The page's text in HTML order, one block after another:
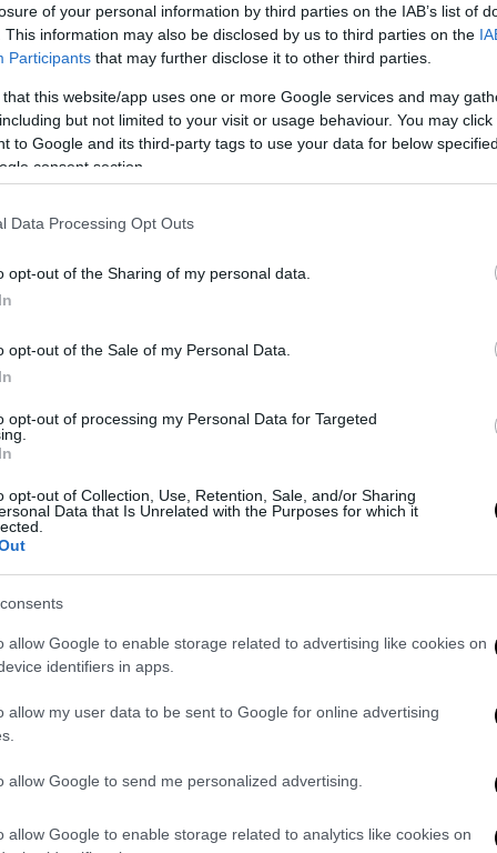
of your personal information by third parties on the IAB’s list of
This information may also be disclosed by us to third parties on the
Participants that may further disclose it to other third parties.
that this website/app uses one or more Google services and may
but not limited to your visit or usage behaviour. You may
to Google and its third-party tags to use your data for below
consent section.
Data Processing Opt Outs
opt-out of the Sharing of my personal data.
opt-out of the Sale of my Personal Data.
opt-out of processing my Personal Data for Targeted
opt-out of Collection, Use, Retention, Sale, and/or Sharing
Data that Is Unrelated with the Purposes for which it
allow Google to enable storage related to advertising like cookies on
identifiers in apps.
allow my user data to be sent to Google for online advertising
allow Google to send me personalized advertising.
allow Google to enable storage related to analytics like cookies on
la compagna regista non ama troppo il concetto di famiglia,
borghese. E’ indubbio che esistano casi di violenza in
per la crescita di un bambino, ma è altrettanto
casi (utilizzandopessime locuzioni come “strappare i bambini”)
gran parte delle famiglie che rappresentano una colonna portante
parole
di Bibbiano, io difendo come idea il fatto che lo Stato possa
dello Stato di diritto dire che il bambino non è dei genitori”,
Ecco, prendere le difese del cosiddetto “partito di Bibbiano” è
più grave, a prescindere dalla questione dello Stato legittimato a
di condannare in toto le istituzioni che provvedono,
accurate indagini a riguardo, ad affidare i bambini a case famiglia
di capire che
Per questo va condannato senza giri di parole, proprio perché